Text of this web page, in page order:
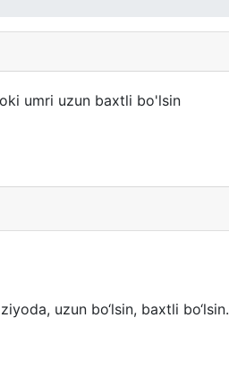
umri uzun baxtli bo'lsin
uzun bo‘lsin, baxtli bo‘lsin.